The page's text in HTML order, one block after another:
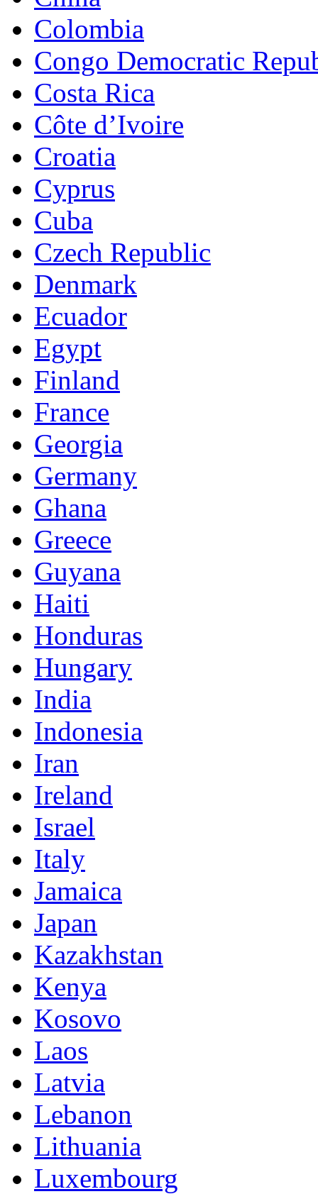
Colombia
Congo Democratic
Costa Rica
Côte d’Ivoire
Croatia
Cyprus
Cuba
Czech Republic
Denmark
Ecuador
Egypt
Finland
France
Georgia
Germany
Ghana
Greece
Guyana
Haiti
Honduras
Hungary
India
Indonesia
Iran
Ireland
Israel
Italy
Jamaica
Japan
Kazakhstan
Kenya
Kosovo
Laos
Latvia
Lebanon
Lithuania
Luxembourg